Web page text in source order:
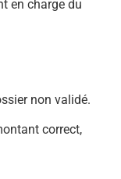
en charge du
non validé.
correct,